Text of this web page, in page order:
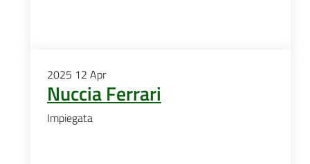
2025 12 Apr
Nuccia Ferrari
Impiegata